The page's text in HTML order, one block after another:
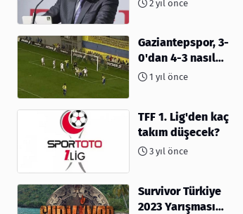
2 yıl önce
Gaziantepspor, 3-
0'dan 4-3 nasıl
kaybetti?
1 yıl önce
TFF 1. Lig'den kaç
takım düşecek?
3 yıl önce
Survivor Türkiye
2023 Yarışması